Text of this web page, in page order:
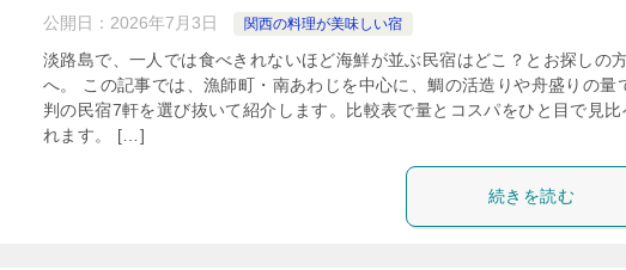
公開日： 2026年7月3日 関西の料理が美味しい宿
淡路島で、一人では食べきれないほど海鮮が並ぶ民宿はどこ？とお探しの
へ。 この記事では、漁師町・南あわじを中心に、鯛の活造りや舟盛りの量
判の民宿7軒を選び抜いて紹介します。比較表で量とコスパをひと目で見比
れます。 […]
続きを読む